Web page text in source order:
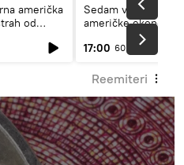
američka
od
Sedam
američke
17:00 60 min
Reemiteri